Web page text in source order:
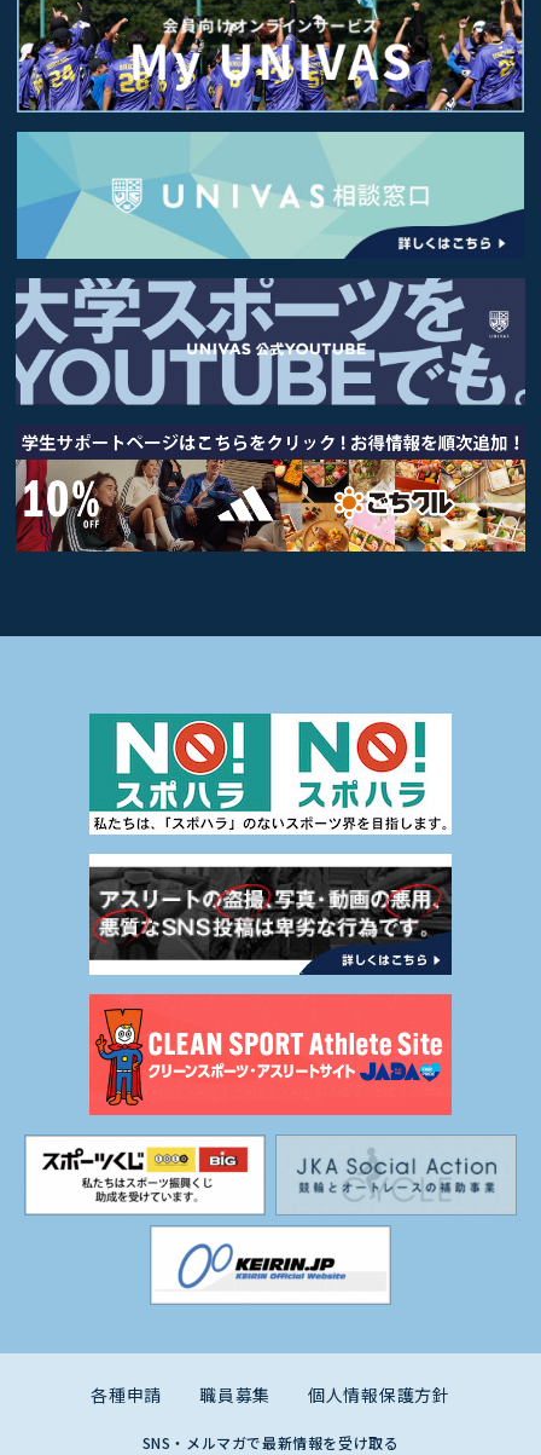
各種申請 職員募集 個人情報保護方針
SNS・メルマガで最新情報を受け取る